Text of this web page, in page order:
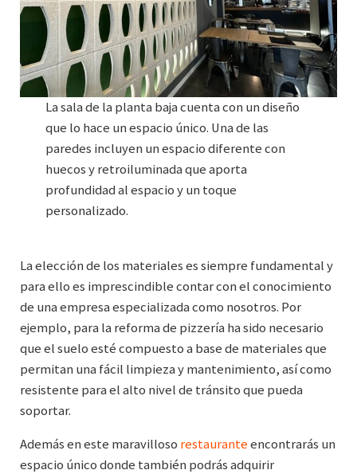
La sala de la planta baja cuenta con un diseño
que lo hace un espacio único. Una de las
paredes incluyen un espacio diferente con
huecos y retroiluminada que aporta
profundidad al espacio y un toque
personalizado.
La elección de los materiales es siempre fundamental y
para ello es imprescindible contar con el conocimiento
de una empresa especializada como nosotros. Por
ejemplo, para la reforma de pizzería ha sido necesario
que el suelo esté compuesto a base de materiales que
permitan una fácil limpieza y mantenimiento, así como
resistente para el alto nivel de tránsito que pueda
soportar.
Además en este maravilloso restauranteencontrarás un
espacio único donde también podrás adquirir